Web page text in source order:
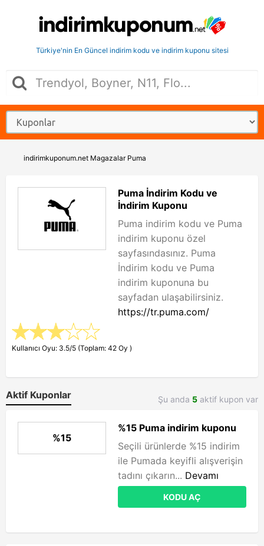
Türkiye'nin En Güncel indirim kodu ve indirim kuponu sitesi
indirimkuponum.net Magazalar Puma
Puma İndirim Kodu ve
İndirim Kuponu
Puma indirim kodu ve Puma
indirim kuponu özel
sayfasındasınız. Puma
İndirim kodu ve Puma
indirim kuponuna bu
sayfadan ulaşabilirsiniz.
https://tr.puma.com/
Kullanıcı Oyu: 3.5/5 (Toplam: 42 Oy )
Aktif Kuponlar Şu anda 5 aktif kupon var
%15
%15 Puma indirim kuponu
Seçili ürünlerde %15 indirim
ile Pumada keyifli alışverişin
tadını çıkarın... Devamı
KODU AÇ